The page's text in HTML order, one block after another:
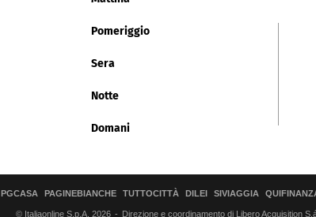
Pomeriggio
Sera
Notte
Domani
PGCASA PAGINEBIANCHE TUTTOCITTÀ DILEI SIVIAGGIA
© Italiaonline S.p.A. 2026 Direzione e coordinamento di Libero Acquisition